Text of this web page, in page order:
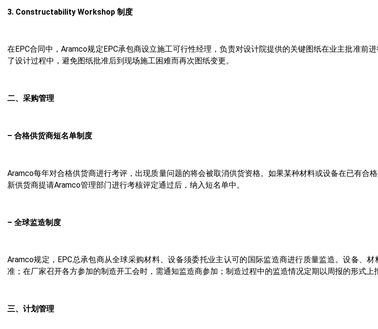
3. Constructability Workshop 制度
在EPC合同中，Aramco规定EPC承包商设立施工可行性经理，负责对设计院提供的关键图纸在业主批准前
了设计过程中，避免图纸批准后到现场施工困难而再次图纸变更。
二、采购管理
– 合格供货商短名单制度
Aramco每年对合格供货商进行考评，出现质量问题的将会被取消供货资格。如果某种材料或设备在已有合
新供货商提请Aramco管理部门进行考核评定通过后，纳入短名单中。
– 全球监造制度
Aramco规定，EPC总承包商从全球采购材料、设备须委托业主认可的国际监造商进行质量监造。设备、
准；在厂家召开各方参加的制造开工会时，需通知监造商参加；制造过程中的监造情况定期以周报的形式上
三、计划管理